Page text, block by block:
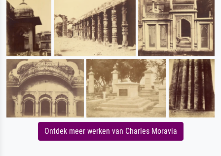
Ontdek meer werken van Charles Moravia